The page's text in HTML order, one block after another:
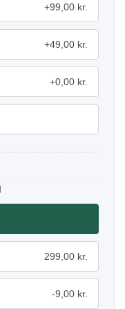
+99,00 kr.
+49,00 kr.
+0,00 kr.
299,00 kr.
-9,00 kr.